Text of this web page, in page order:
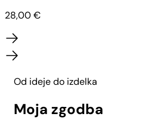
28,00€
Od ideje do izdelka
Moja zgodba